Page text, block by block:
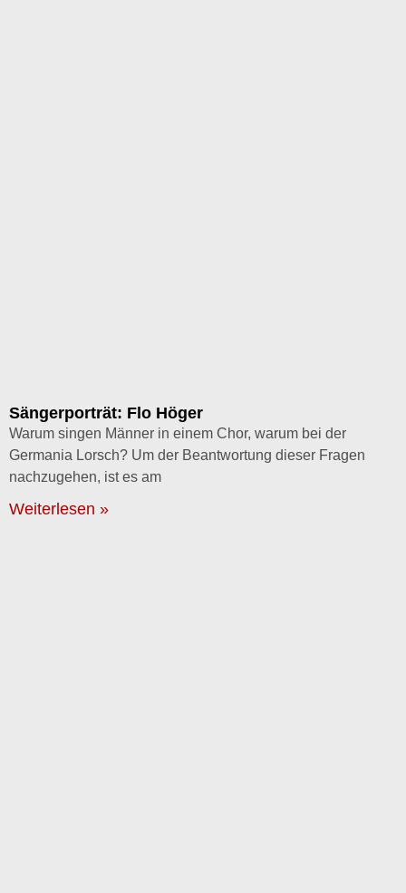
Sängerporträt: Flo Höger
Warum singen Männer in einem Chor, warum bei der
Germania Lorsch? Um der Beantwortung dieser Fragen
nachzugehen, ist es am
Weiterlesen »